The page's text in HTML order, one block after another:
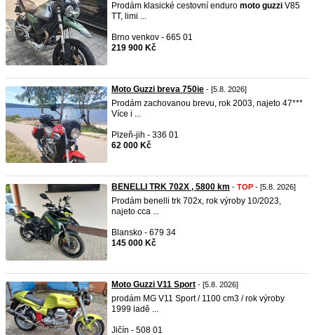
Prodám klasické cestovní enduro moto guzzi V85
TT, limi ...
Brno venkov - 665 01
219 900 Kč
Moto Guzzi breva 750ie - [5.8. 2026]
Prodám zachovanou brevu, rok 2003, najeto 47***
Více i ...
Plzeň-jih - 336 01
62 000 Kč
BENELLI TRK 702X , 5800 km - TOP - [5.8. 2026]
Prodám benelli trk 702x, rok výroby 10/2023,
najeto cca ...
Blansko - 679 34
145 000 Kč
Moto Guzzi V11 Sport - [5.8. 2026]
prodám MG V11 Sport / 1100 cm3 / rok výroby
1999 ladě ...
Jičín - 508 01